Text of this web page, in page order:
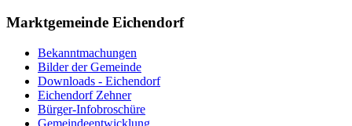
Marktgemeinde Eichendorf
Bekanntmachungen
Bilder der Gemeinde
Downloads - Eichendorf
Eichendorf Zehner
Bürger-Infobroschüre
Gemeindeentwicklung